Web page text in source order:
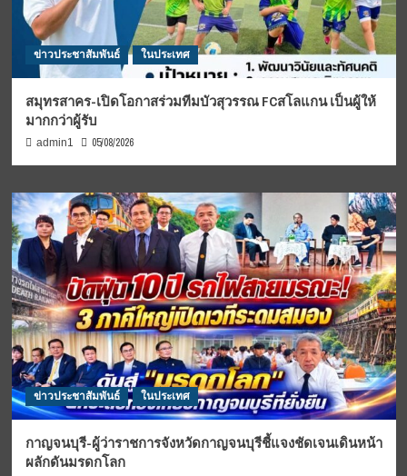
ข่าวประชาสัมพันธ์ ในประเทศ
สมุทรสาคร-เปิดโอกาสร่วมทีมบัวสุวรรณ FCสโลแกน เป็นผู้ให้
มากกว่าผู้รับ
admin1 05/08/2026
ข่าวประชาสัมพันธ์ ในประเทศ
กาญจนบุรี-ผู้ว่าราชการจังหวัดกาญจนบุรีชี้แจงชัดเจนเดินหน้า
ผลักดันมรดกโลก